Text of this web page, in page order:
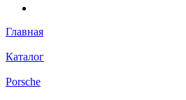
Главная
Каталог
Porsche